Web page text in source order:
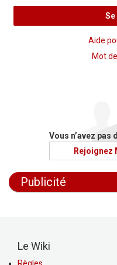
Aide
Mot
Vous n’avez pas
Rejoignez
Publicité
Le Wiki